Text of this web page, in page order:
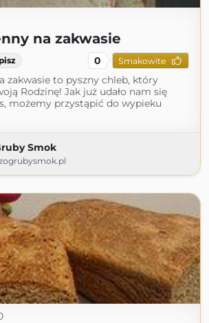
na zakwasie
0 Smakowite
zakwasie to pyszny chleb, który
Rodzinę! Jak już udało nam się
możemy przystąpić do wypieku
Smok